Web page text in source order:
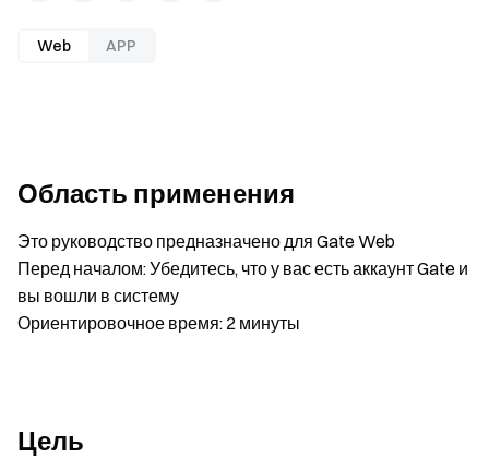
Web APP
Область применения
Это руководство предназначено для Gate Web
Перед началом: Убедитесь, что у вас есть аккаунт Gate и
вы вошли в систему
Ориентировочное время: 2 минуты
Цель